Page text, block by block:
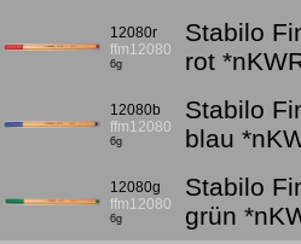
12080r
ffm12080
6g
Stabilo
rot
12080b
ffm12080
6g
Stabilo
blau
12080g
ffm12080
6g
Stabilo
grün